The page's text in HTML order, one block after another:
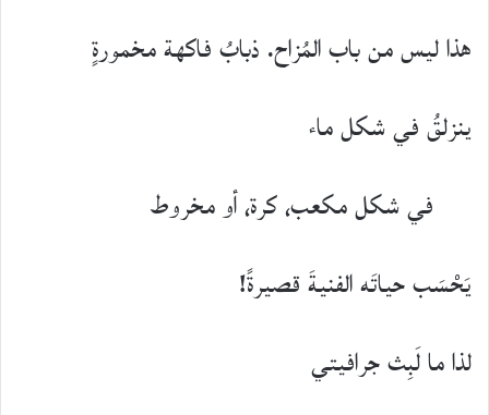
هذا ليس من باب المُزاح. ذبابُ فاكهة مخمورةٍ
ينزلقُ في شكل ماء
في شكل مكعب، كرة، أو مخروط
يَحْسَب حياتَه الفنيةَ قصيرةً!
لذا ما لَبِث جرافيتي